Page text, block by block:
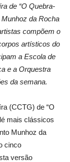
de “O Quebra-
da Rocha
compõem o
artísticos do
a Escola de
e a Orquestra
da semana.
(CCTG) de “O
mais clássicos
Munhoz da
cinco
versão